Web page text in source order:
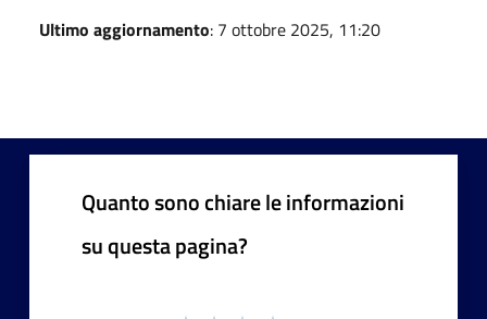
Ultimo aggiornamento: 7 ottobre 2025, 11:20
Quanto sono chiare le informazioni
su questa pagina?